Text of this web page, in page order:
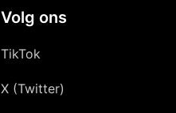
Volg ons
TikTok
X (Twitter)